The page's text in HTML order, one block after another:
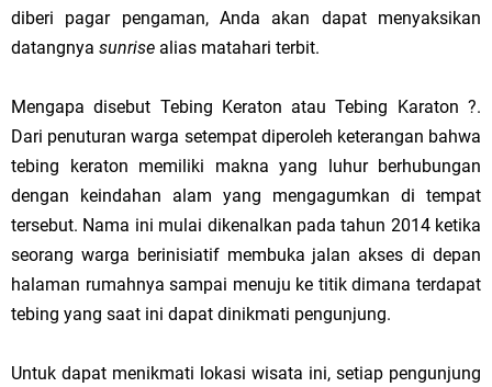
diberi pagar pengaman, Anda akan dapat menyaksikan
datangnya sunrise alias matahari terbit.
Mengapa disebut Tebing Keraton atau Tebing Karaton ?.
Dari penuturan warga setempat diperoleh keterangan bahwa
tebing keraton memiliki makna yang luhur berhubungan
dengan keindahan alam yang mengagumkan di tempat
tersebut. Nama ini mulai dikenalkan pada tahun 2014 ketika
seorang warga berinisiatif membuka jalan akses di depan
halaman rumahnya sampai menuju ke titik dimana terdapat
tebing yang saat ini dapat dinikmati pengunjung.
Untuk dapat menikmati lokasi wisata ini, setiap pengunjung